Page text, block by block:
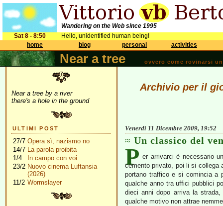
Wandering on the Web since 1995
Sat 8 - 8:50
Hello, unidentified human being!
home
blog personal activities
Near a tree ovvero come rovinarsi
Near a tree by a river
there's a hole in the ground
ULTIMI POST
27/7 Opera sì, nazismo no
14/7 La parola proibita
1/4
In campo con voi
23/2 Nuovo cinema Luftansia
(2026)
11/2 Wormslayer
Archivio per il
Venerdì 11 Dicembre 2009, 19:52
Un classico del
P er arrivarci è necessario
cemento privato, poi li si collega
portano traffico e si comincia a
qualche anno tra uffici pubblici
dieci anni dopo arriva la
qualche motivo non attrae